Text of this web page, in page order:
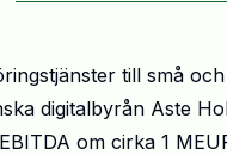
till små
digitalbyrån Aste
om cirka 1